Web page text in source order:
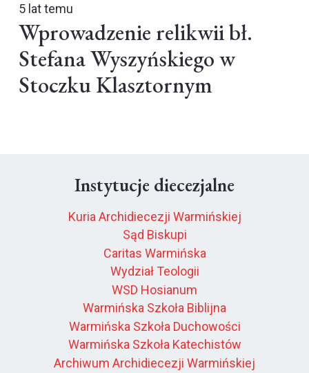
5 lat temu
Wprowadzenie relikwii bł.
Stefana Wyszyńskiego w
Stoczku Klasztornym
Instytucje diecezjalne
Kuria Archidiecezji Warmińskiej
Sąd Biskupi
Caritas Warmińska
Wydział Teologii
WSD Hosianum
Warmińska Szkoła Biblijna
Warmińska Szkoła Duchowości
Warmińska Szkoła Katechistów
Archiwum Archidiecezji Warmińskiej